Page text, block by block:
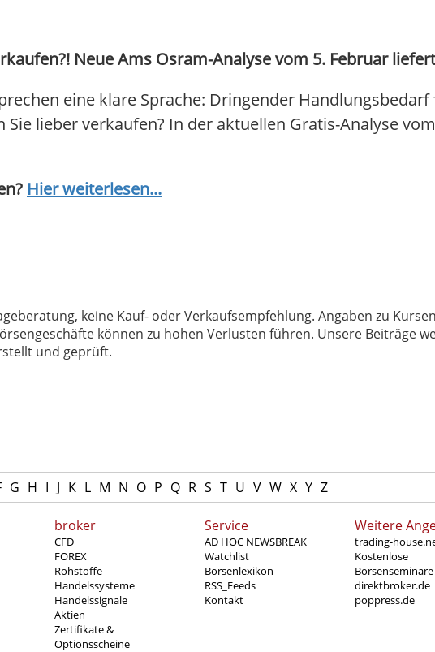
Neue Ams Osram-Analyse vom 5. Februar
eine klare Sprache: Dringender
lieber verkaufen? In der aktuellen Gratis-Analyse
Hier weiterlesen...
keine Kauf- oder Verkaufsempfehlung. Angaben zu
können zu hohen Verlusten führen. Unsere Beiträge
und geprüft.
G H I J K L M N O P Q R S T U V W X Y Z
broker
CFD
FOREX
Rohstoffe
Handelssysteme
Handelssignale
Aktien
Zertifikate &
Optionsscheine
Service
AD HOC NEWSBREAK
Watchlist
Börsenlexikon
RSS_Feeds
Kontakt
Weitere
trading-
Kostenlose
Börsenseminare
direktbroker.de
poppress.de